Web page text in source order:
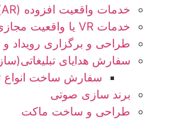
خدمات واقعیت افزوده (AR)
خدمات VR یا واقعیت مجازی
طراحی و برگزاری رویداد و
سفارش هدایای
سفارش ساخت انواع
برند سازی صوتی
طراحی و ساخت ماکت